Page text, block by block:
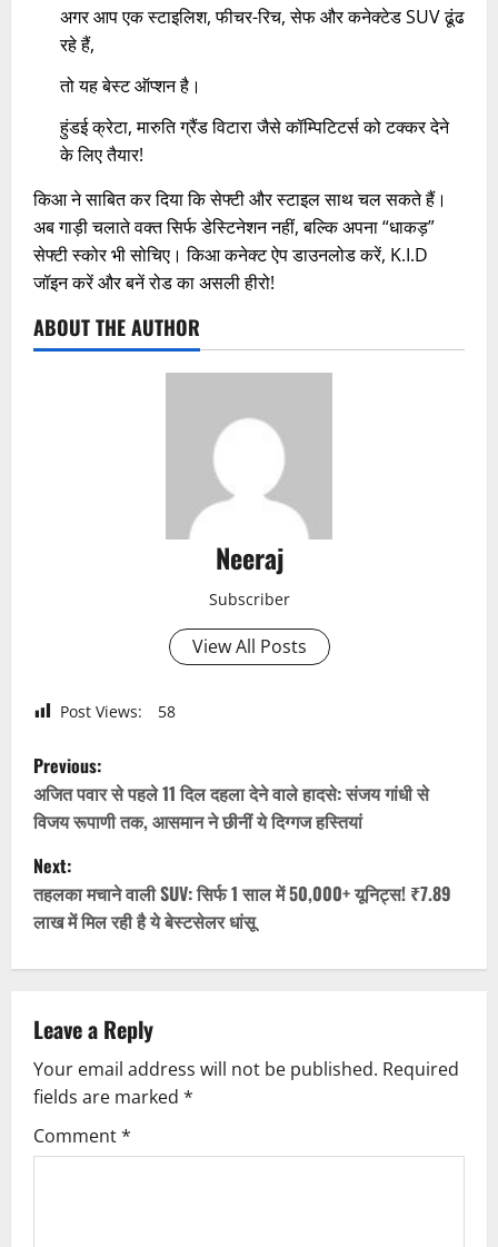
अगर आप एक स्टाइलिश, फीचर-रिच, सेफ और कनेक्टेड SUV ढूंढ
रहे हैं,
तो यह बेस्ट ऑप्शन है।
हुंडई क्रेटा, मारुति ग्रैंड विटारा जैसे कॉम्पिटिटर्स को टक्कर देने
के लिए तैयार!
किआ ने साबित कर दिया कि सेफ्टी और स्टाइल साथ चल सकते हैं।
अब गाड़ी चलाते वक्त सिर्फ डेस्टिनेशन नहीं, बल्कि अपना “धाकड़”
सेफ्टी स्कोर भी सोचिए। किआ कनेक्ट ऐप डाउनलोड करें, K.I.D
जॉइन करें और बनें रोड का असली हीरो!
ABOUT THE AUTHOR
Neeraj
Subscriber
View All Posts
Post Views: 58
P
o
s
t
n
v
i
g
Previous:
अजित पवार से पहले 11 दिल दहला देने वाले हादसे: संजय गांधी से
विजय रूपाणी तक, आसमान ने छीनीं ये दिग्गज हस्तियां
Next:
तहलका मचाने वाली SUV: सिर्फ 1 साल में 50,000+ यूनिट्स! ₹7.89
लाख में मिल रही है ये बेस्टसेलर धांसू
Leave a Reply
Your email address will not be published. Required
fields are marked *
Comment*